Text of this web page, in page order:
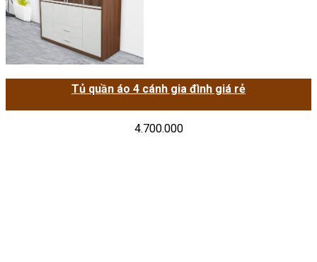
Tủ quần áo 4 cánh gia đình giá rẻ
4.700.000